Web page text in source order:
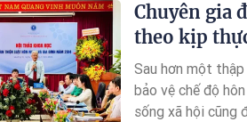
Chuyên gia
theo kịp
Sau hơn một thập
bảo vệ chế độ
sống xã hội cũng